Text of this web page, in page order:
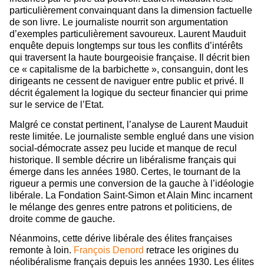
particulièrement convainquant dans la dimension factuelle
de son livre. Le journaliste nourrit son argumentation
d’exemples particulièrement savoureux. Laurent Mauduit
enquête depuis longtemps sur tous les conflits d’intérêts
qui traversent la haute bourgeoisie française. Il décrit bien
ce « capitalisme de la barbichette », consanguin, dont les
dirigeants ne cessent de naviguer entre public et privé. Il
décrit également la logique du secteur financier qui prime
sur le service de l’Etat.
Malgré ce constat pertinent, l’analyse de Laurent Mauduit
reste limitée. Le journaliste semble englué dans une vision
social-démocrate assez peu lucide et manque de recul
historique. Il semble décrire un libéralisme français qui
émerge dans les années 1980. Certes, le tournant de la
rigueur a permis une conversion de la gauche à l’idéologie
libérale. La Fondation Saint-Simon et Alain Minc incarnent
le mélange des genres entre patrons et politiciens, de
droite comme de gauche.
Néanmoins, cette dérive libérale des élites françaises
remonte à loin. François Denord retrace les origines du
néolibéralisme français depuis les années 1930. Les élites